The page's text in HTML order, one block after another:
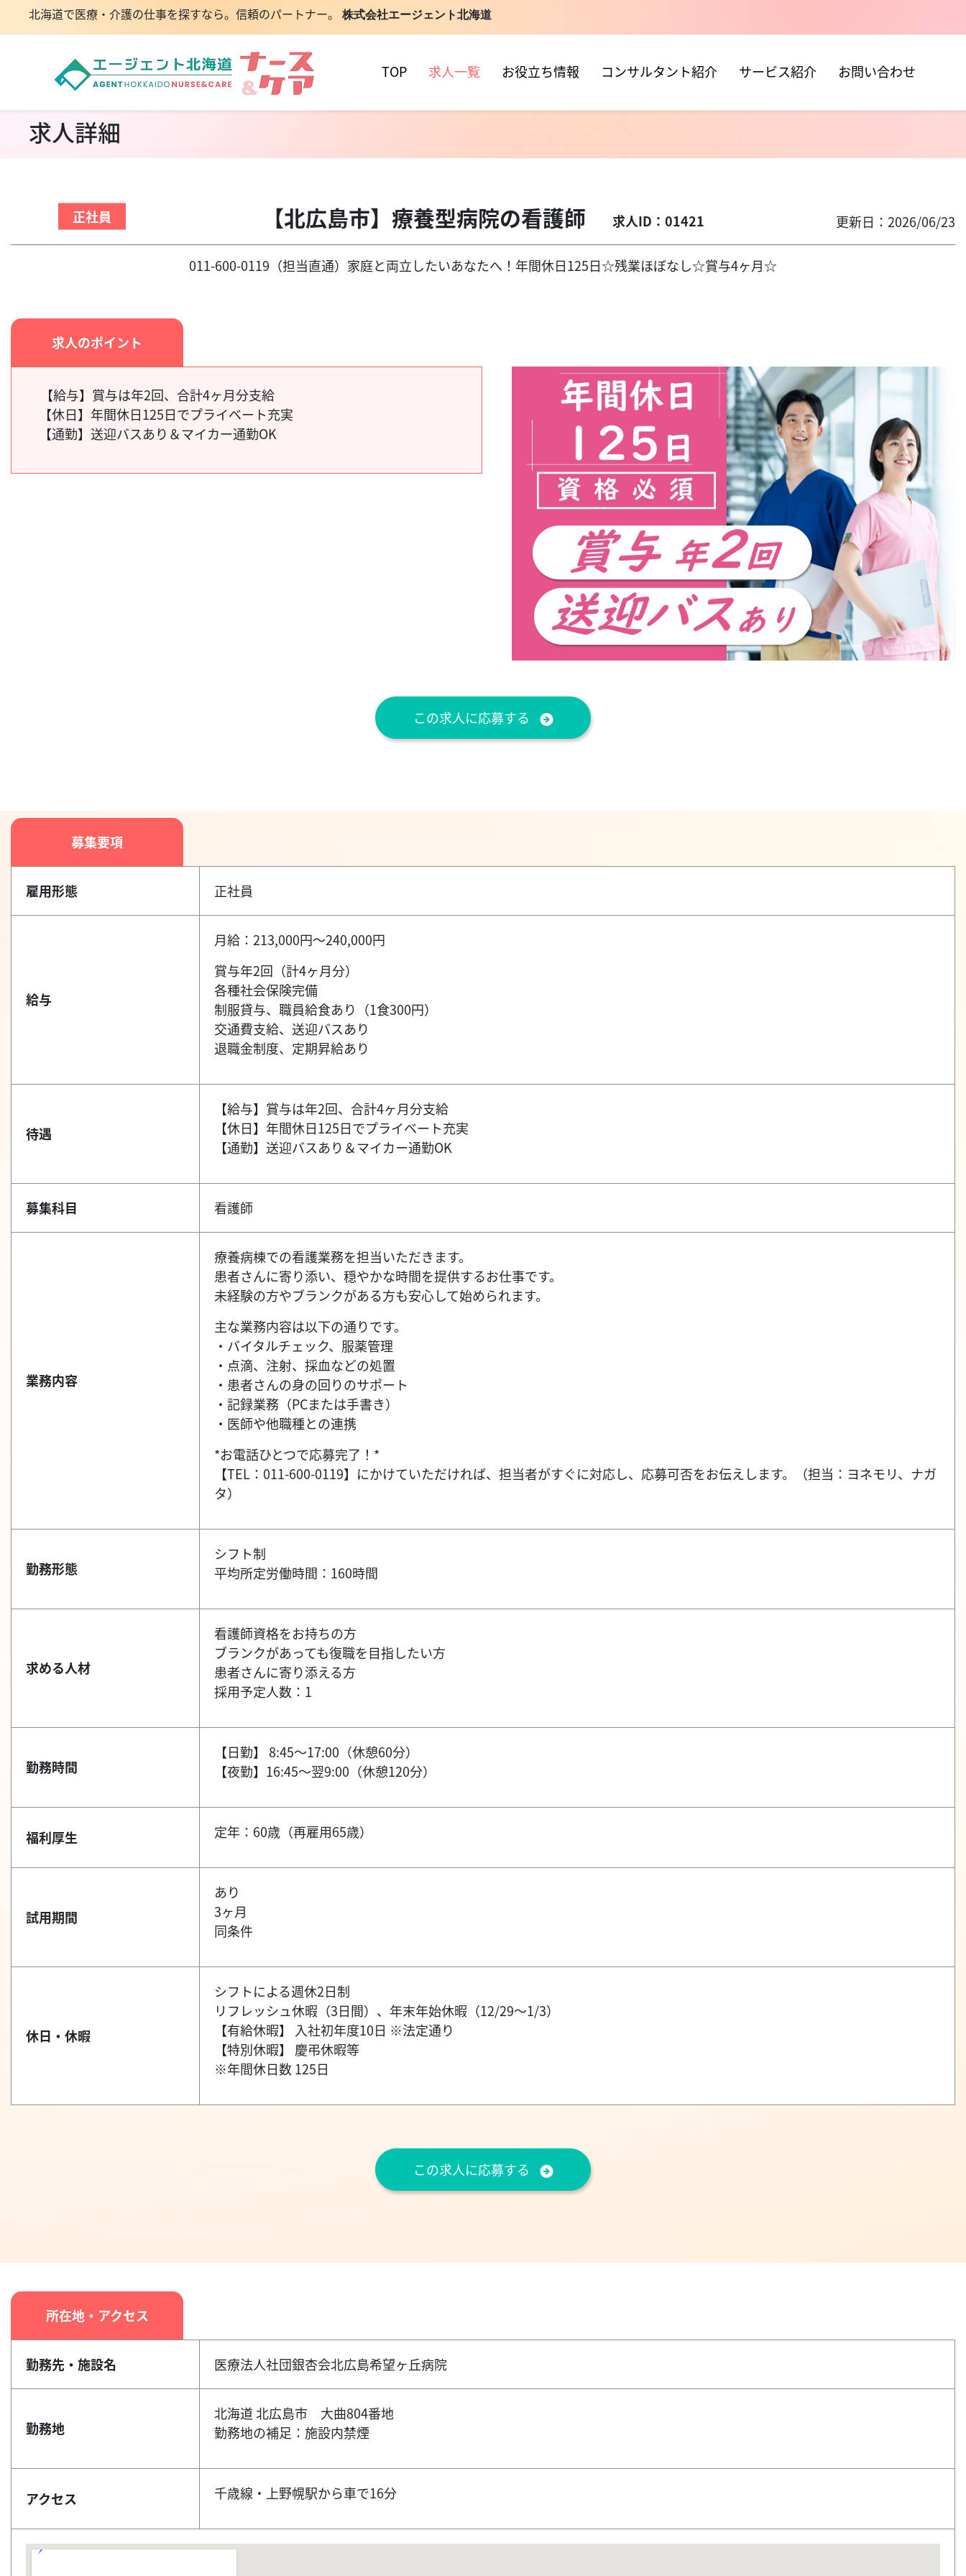
北海道で医療・介護の仕事を探すなら。信頼のパートナー。 株式会社エージェント北海道
TOP 求人一覧 お役立ち情報 コンサルタント紹介 サービス紹介 お問い合わせ
求人詳細
正社員 【北広島市】療養型病院の看護師 求人ID：01421 更新日：2026/06/23
011-600-0119（担当直通）家庭と両立したいあなたへ！年間休日125日☆残業ほぼなし☆賞与4ヶ月☆
求人のポイント
【給与】賞与は年2回、 合計4ヶ月分支給
【休日】 年間休日125日でプライベート充実
【通勤】 送迎バスあり＆マイカー通勤OK
この求人に応募する
募集要項
雇用形態 正社員
給与
月給：213,000円～240,000円
賞与年2回（計4ヶ月分）
各種社会保険完備
制服貸与、職員給食あり（1食300円）
交通費支給、送迎バスあり
退職金制度、定期昇給あり
待遇
【給与】賞与は年2回、合計4ヶ月分支給
【休日】年間休日125日でプライベート充実
【通勤】送迎バスあり＆マイカー通勤OK
募集科目 看護師
業務内容
療養病棟での看護業務を担当いただきます。
患者さんに寄り添い、穏やかな時間を提供するお仕事です。
未経験の方やブランクがある方も安心して始められます。
主な業務内容は以下の通りです。
・バイタルチェック、服薬管理
・点滴、注射、採血などの処置
・患者さんの身の回りのサポート
・記録業務（PCまたは手書き）
・医師や他職種との連携
*お電話ひとつで応募完了！*
【TEL：011-600-0119】にかけていただければ、担当者がすぐに対応し、応募可否をお伝えします。（担当：ヨネモリ、ナガ
タ）
勤務形態
シフト制
平均所定労働時間：160時間
求める人材
看護師資格をお持ちの方
ブランクがあっても復職を目指したい方
患者さんに寄り添える方
採用予定人数：1
勤務時間
【日勤】 8:45～17:00（休憩60分）
【夜勤】16:45～翌9:00（休憩120分）
福利厚生 定年：60歳（再雇用65歳）
試用期間
あり
3ヶ月
同条件
休日・休暇
シフトによる週休2日制
リフレッシュ休暇（3日間）、年末年始休暇（12/29～1/3）
【有給休暇】 入社初年度10日 ※法定通り
【特別休暇】 慶弔休暇等
※年間休日数 125日
この求人に応募する
所在地・アクセス
勤務先・施設名 医療法人社団銀杏会北広島希望ヶ丘病院
勤務地
北海道 北広島市 大曲804番地
勤務地の補足：施設内禁煙
アクセス 千歳線・上野幌駅から車で16分